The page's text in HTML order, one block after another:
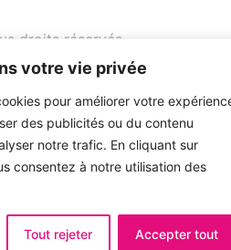
votre vie privée
pour améliorer votre
des publicités ou du contenu
notre trafic. En cliquant sur
consentez à notre utilisation des
Tout rejeter Accepter tout
droits réservés.